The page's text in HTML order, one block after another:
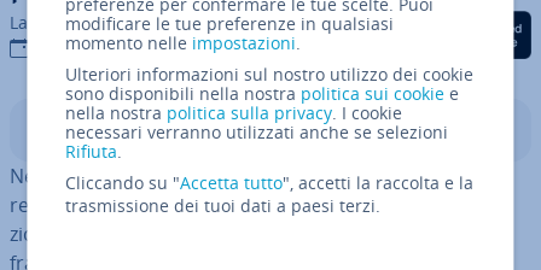
La redazione di IONOS
06 ott 2020
Condividi via Facebook
Condividi via Twitter
Condividi via
Indice
Nel 2007 Twitter ha reso noti i co­sid­det­ti hashtag, in­se­
ren­do­li come una funzione ele­men­ta­re della co­mu­ni­ca­
zio­ne sulla propria piat­ta­for­ma di mi­cro­blog­ging. Nel
frattempo il simbolo formato da una doppia croce leg­
modificare le tue preferenze in qualsiasi
momento nelle impostazioni.
Ulteriori informazioni sul nostro utilizzo dei cookie
sono disponibili nella nostra politica sui cookie e
nella nostra politica sulla privacy. I cookie
necessari verranno utilizzati anche se selezioni
Rifiuta.
Cliccando su "Accetta tutto", accetti la raccolta e la
trasmissione dei tuoi dati a paesi terzi.